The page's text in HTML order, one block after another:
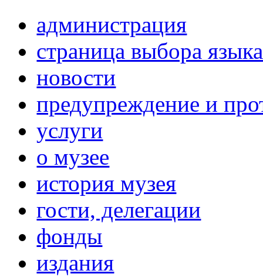
администрация
страница выбора языка
новости
предупреждение и
услуги
о музее
история музея
гости, делегации
фонды
издания